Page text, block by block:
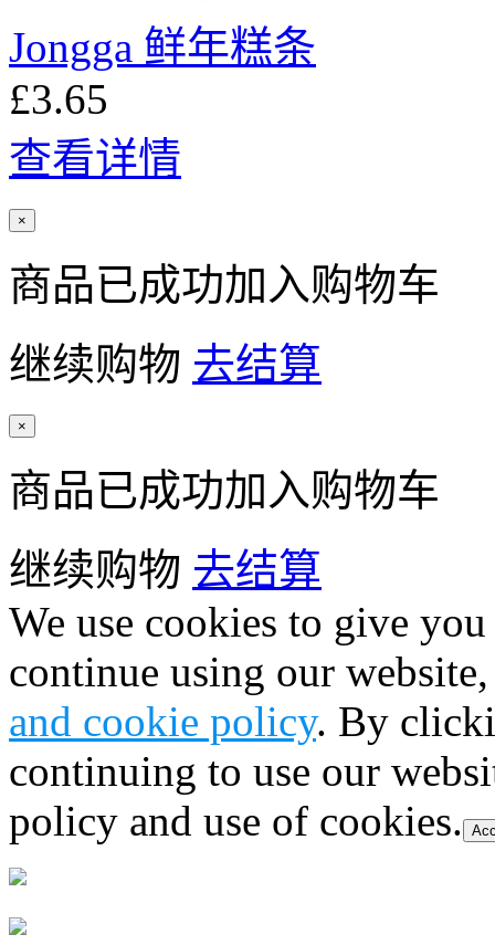
Jongga 鲜年糕条
£3.65
查看详情
×
商品已成功加入购物车
继续购物 去结算
×
商品已成功加入购物车
继续购物 去结算
We use cookies to give
continue using our
and cookie policy. By
continuing to use our
policy and use of cookies.